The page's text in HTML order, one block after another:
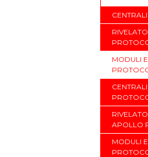
MODULI
APOLLO
MODULI